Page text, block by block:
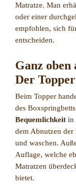
Matratze. Man
oder einer
empfohlen, sich
entscheiden.
Ganz
Der Topper
Beim Topper
des
Bequemlichkeit in
dem Abnutzen der
und waschen.
Auflage, welche
Matratzen
bietet.